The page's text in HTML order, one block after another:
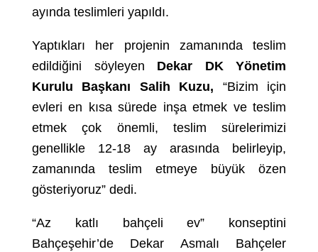
ayında teslimleri yapıldı.
Yaptıkları her projenin zamanında teslim
edildiğini söyleyen Dekar DK Yönetim
Kurulu Başkanı Salih Kuzu, “Bizim için
evleri en kısa sürede inşa etmek ve teslim
etmek çok önemli, teslim sürelerimizi
genellikle 12-18 ay arasında belirleyip,
zamanında teslim etmeye büyük özen
gösteriyoruz” dedi.
“Az katlı bahçeli ev” konseptini
Bahçeşehir’de Dekar Asmalı Bahçeler